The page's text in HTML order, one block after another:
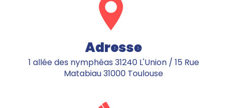
Adresse
1 allée des nymphéas 31240 L'Union / 15 Rue
Matabiau 31000 Toulouse